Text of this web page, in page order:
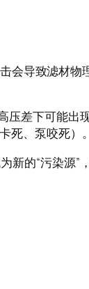
会导致滤材物
压差下可能出
死、泵咬死）。
新的“污染源”